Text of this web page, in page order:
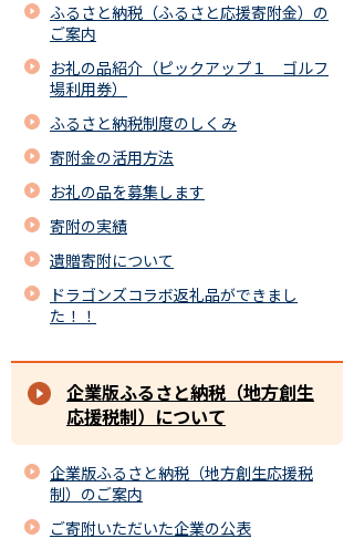
ふるさと納税（ふるさと応援寄附金）の
ご案内
お礼の品紹介（ピックアップ１ ゴルフ
場利用券）
ふるさと納税制度のしくみ
寄附金の活用方法
お礼の品を募集します
寄附の実績
遺贈寄附について
ドラゴンズコラボ返礼品ができまし
た！！
企業版ふるさと納税（地方創生
応援税制）について
企業版ふるさと納税（地方創生応援税
制）のご案内
ご寄附いただいた企業の公表